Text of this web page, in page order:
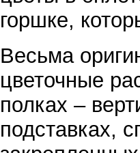
горшке,
Весьма
цветочные
полках –
подставках,